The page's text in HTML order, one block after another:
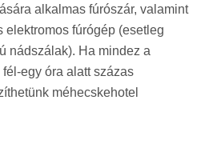
alkalmas fúrószár, valamint
elektromos fúrógép (esetleg
nádszálak). Ha mindez a
egy óra alatt százas
méhecskehotel